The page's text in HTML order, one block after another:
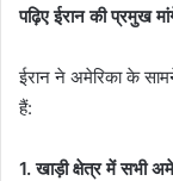
पढ़िए ईरान की प्रमुख
ईरान ने अमेरिका के
हैं:
1. खाड़ी क्षेत्र में सभी